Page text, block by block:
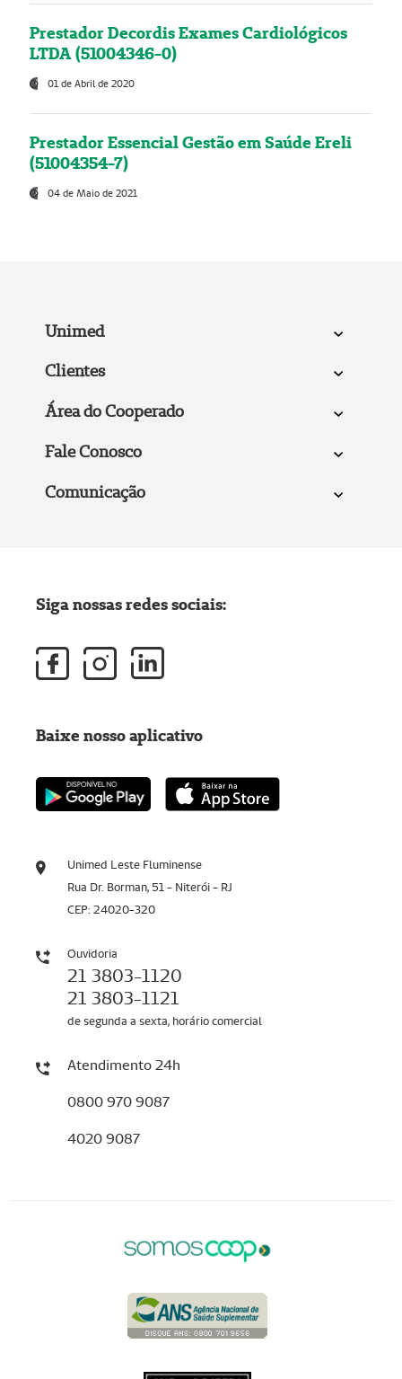
Prestador Decordis Exames Cardiológicos
LTDA (51004346-0)
01 de Abril de 2020
Prestador Essencial Gestão em Saúde Ereli
(51004354-7)
04 de Maio de 2021
Unimed
Clientes
Área do Cooperado
Fale Conosco
Comunicação
Unimed Leste Fluminense
Rua Dr. Borman, 51 - Niterói - RJ
CEP: 24020-320
Ouvidoria
21 3803-1120
21 3803-1121
de segunda a sexta, horário comercial
Atendimento 24h
0800 970 9087
4020 9087
Siga nossas redes sociais:
Baixe nosso aplicativo